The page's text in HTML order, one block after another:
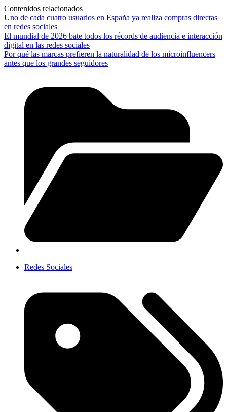
Contenidos relacionados
Uno de cada cuatro usuarios en España ya realiza compras directas
en redes sociales
El mundial de 2026 bate todos los récords de audiencia e interacción
digital en las redes sociales
Por qué las marcas prefieren la naturalidad de los microinfluencers
antes que los grandes seguidores
Redes Sociales